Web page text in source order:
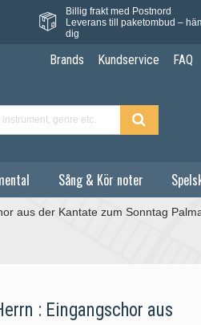
Billig frakt med Postnord
Leverans till paketombud –
dig
Brands Kundservice FAQ
Sång & Kör noter
aus der Kantate zum Sonntag
: Eingangschor aus